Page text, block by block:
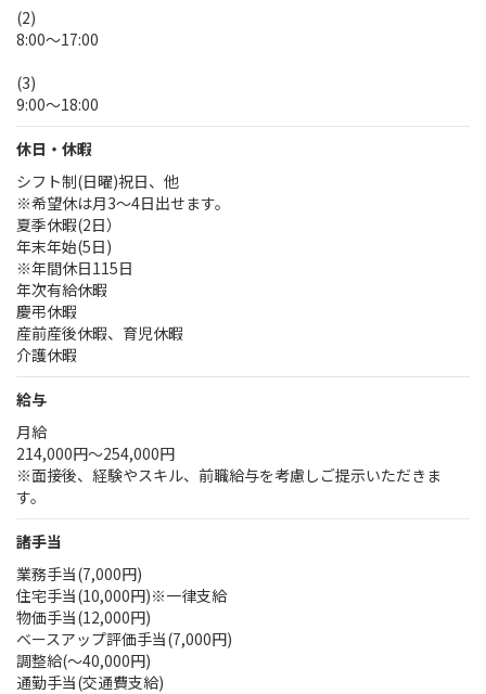
(2)
8:00～17:00
(3)
9:00～18:00
休日・休暇
シフト制(日曜)祝日、他
※希望休は月3～4日出せます。
夏季休暇(2日）
年末年始(5日)
※年間休日115日
年次有給休暇
慶弔休暇
産前産後休暇、育児休暇
介護休暇
給与
月給
214,000円～254,000円
※面接後、経験やスキル、前職給与を考慮しご提示いただきま
す。
諸手当
業務手当(7,000円)
住宅手当(10,000円)※一律支給
物価手当(12,000円)
ベースアップ評価手当(7,000円)
調整給(～40,000円)
通勤手当(交通費支給)